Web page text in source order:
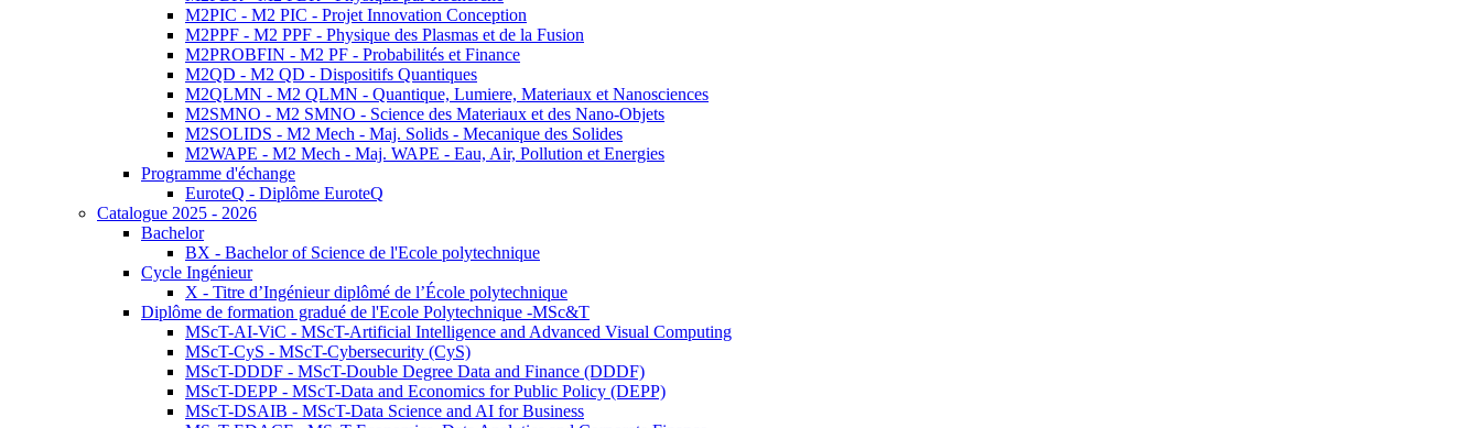
M2PIC - M2 PIC - Projet Innovation Conception
M2PPF - M2 PPF - Physique des Plasmas et de la Fusion
M2PROBFIN - M2 PF - Probabilités et Finance
M2QD - M2 QD - Dispositifs Quantiques
M2QLMN - M2 QLMN - Quantique, Lumiere, Materiaux et Nanosciences
M2SMNO - M2 SMNO - Science des Materiaux et des Nano-Objets
M2SOLIDS - M2 Mech - Maj. Solids - Mecanique des Solides
M2WAPE - M2 Mech - Maj. WAPE - Eau, Air, Pollution et Energies
Programme d'échange
EuroteQ - Diplôme EuroteQ
Catalogue 2025 - 2026
Bachelor
BX - Bachelor of Science de l'Ecole polytechnique
Cycle Ingénieur
X - Titre d’Ingénieur diplômé de l’École polytechnique
Diplôme de formation gradué de l'Ecole Polytechnique -MSc&T
MScT-AI-ViC - MScT-Artificial Intelligence and Advanced Visual Computing
MScT-CyS - MScT-Cybersecurity (CyS)
MScT-DDDF - MScT-Double Degree Data and Finance (DDDF)
MScT-DEPP - MScT-Data and Economics for Public Policy (DEPP)
MScT-DSAIB - MScT-Data Science and AI for Business